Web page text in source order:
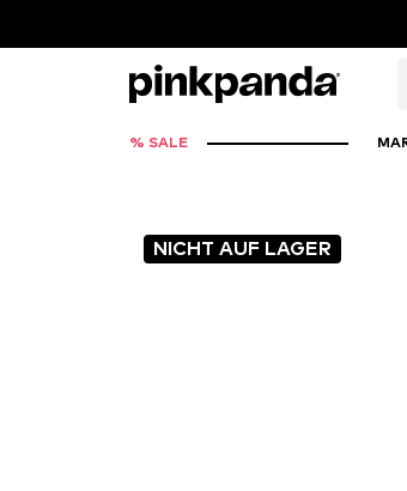
% SALE
NICHT AUF LAGER